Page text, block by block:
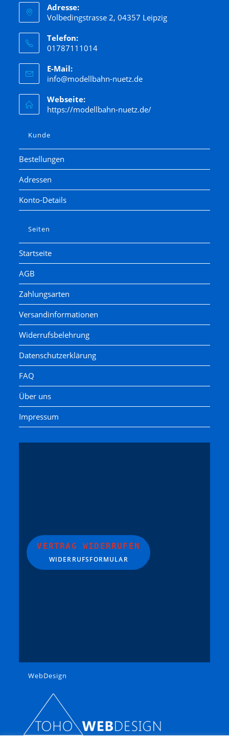
Hapo
Heller
Herpa
Herr
Herrmann &Partner Straßenbahnmodelle
Hornby
Jägerndorfer
Kato
Kibri
Kress
Lenz
LGB
Liliput
Lima
Lorenz
luetke modellarchitektur
Marks
Matchbox
Minitrix
Modellbahn Union
Noch
Piko
Prefo / Schicht
Preiser
Revell
Tillig
TL-Decals
Wiking
Lemke
Tamiya
Adresse:
Volbedingstrasse 2, 04357 Leipzig
Telefon:
01787111014
E-Mail:
info@modellbahn-nuetz.de
Webseite:
https://modellbahn-nuetz.de/
Kunde
Bestellungen
Adressen
Konto-Details
Seiten
Startseite
AGB
Zahlungsarten
Versandinformationen
Widerrufsbelehrung
Datenschutzerklärung
FAQ
Über uns
Impressum
VERTRAG WIDERRUFEN
WIDERRUFSFORMULAR
WebDesign